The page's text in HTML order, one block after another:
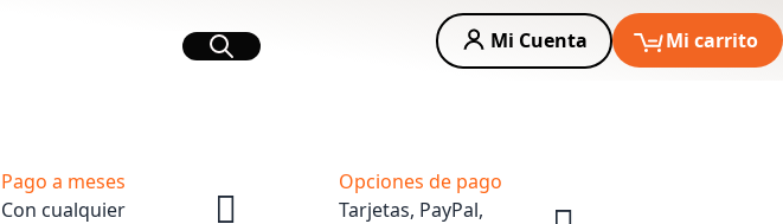
Buscar
Mi Cuenta Mi carrito
Pago a meses
Con cualquier
Opciones de pago
Tarjetas, PayPal,